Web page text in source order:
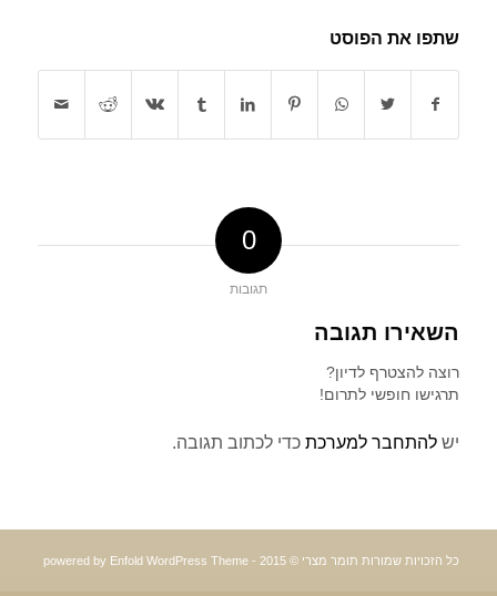
שתפו את הפוסט
0
תגובות
השאירו תגובה
רוצה להצטרף לדיון?
תרגישו חופשי לתרום!
יש להתחבר למערכתכדי לכתוב תגובה.
כל הזכויות שמורות תומר מצרי © 2015 - powered by Enfold WordPress Theme